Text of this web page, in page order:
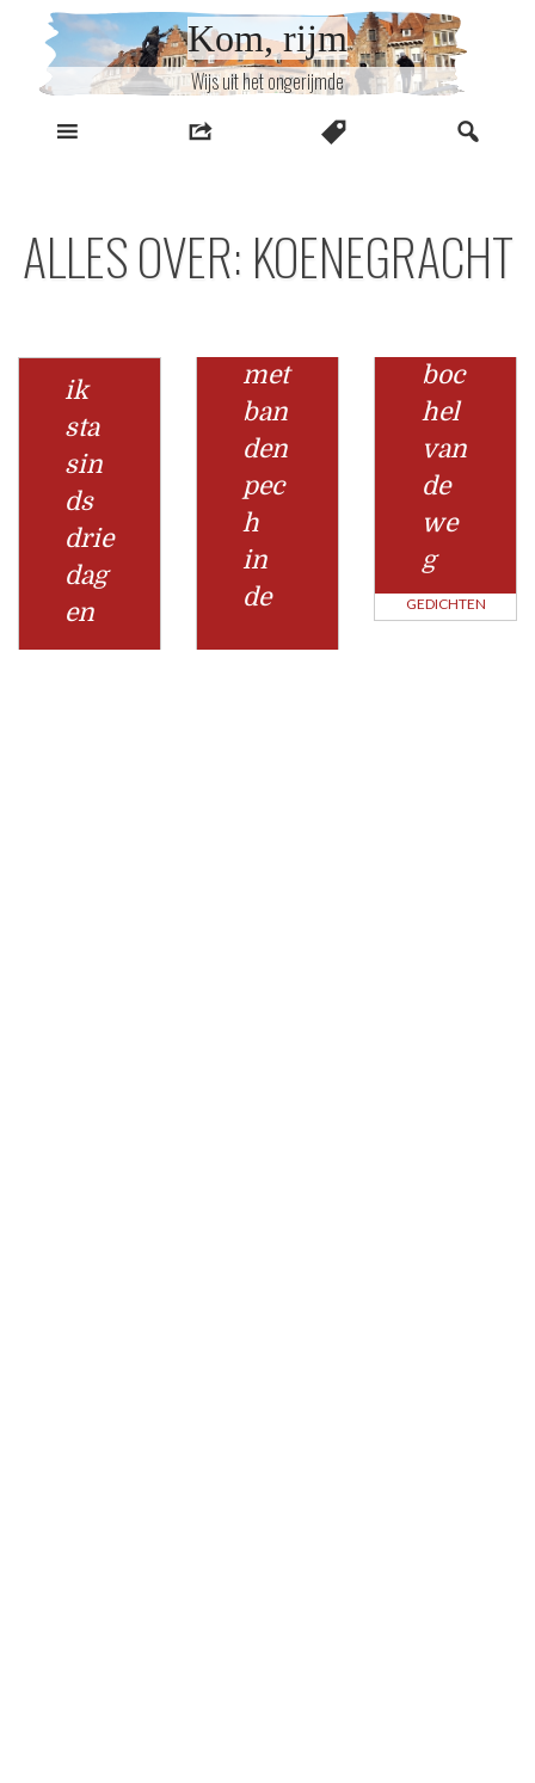
inhoud
Kom, rijm
Wijs uit het ongerijmde
ALLES OVER: KOENEGRACHT
ik
sta
sin
ds
drie
dag
en
met
ban
den
pec
h
in
de
boc
hel
van
de
we
g
GEDICHTEN